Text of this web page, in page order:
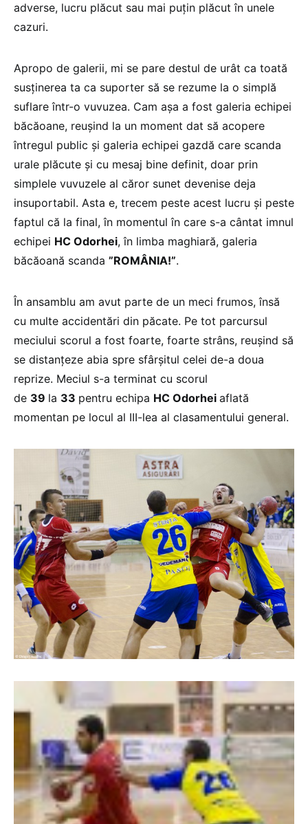
adverse, lucru plăcut sau mai puțin plăcut în unele
cazuri.
Apropo de galerii, mi se pare destul de urât ca toată
susținerea ta ca suporter să se rezume la o simplă
suflare într-o vuvuzea. Cam așa a fost galeria echipei
băcăoane, reușind la un moment dat să acopere
întregul public și galeria echipei gazdă care scanda
urale plăcute și cu mesaj bine definit, doar prin
simplele vuvuzele al căror sunet devenise deja
insuportabil. Asta e, trecem peste acest lucru și peste
faptul că la final, în momentul în care s-a cântat imnul
echipei HC Odorhei, în limba maghiară, galeria
băcăoană scanda ”ROMÂNIA!”.
În ansamblu am avut parte de un meci frumos, însă
cu multe accidentări din păcate. Pe tot parcursul
meciului scorul a fost foarte, foarte strâns, reușind să
se distanțeze abia spre sfârșitul celei de-a doua
reprize. Meciul s-a terminat cu scorul
de 39 la 33 pentru echipa HC Odorhei aflată
momentan pe locul al III-lea al clasamentului general.